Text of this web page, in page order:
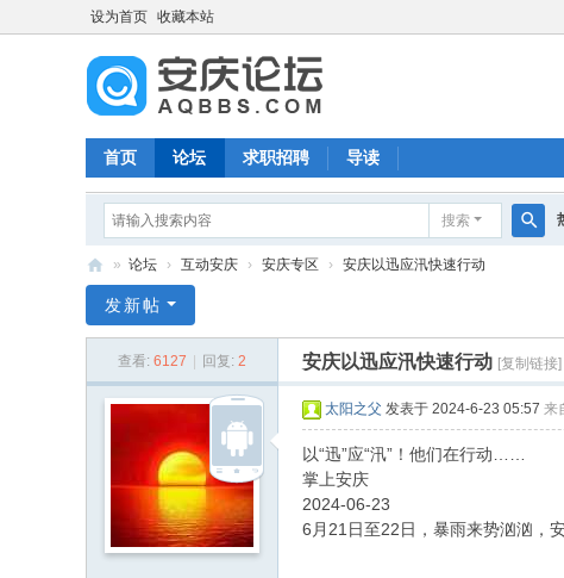
设为首页 收藏本站
首页 论坛 求职招聘 导读
搜索
庆
» 论坛 › 互动安庆 › 安庆专区 › 安庆以迅应汛快速行动
发新帖
查看: 6127 回复: 2 安庆以迅应汛快速行动 [复制链接]
太阳之父 发表于 2024-6-23 05:57 来
以“迅”应“汛”！他们在行动……
掌上安庆
2024-06-23
6月21日至22日，暴雨来势汹汹，